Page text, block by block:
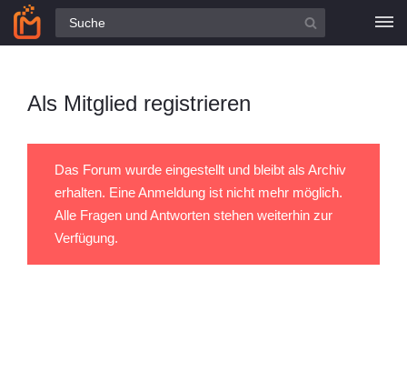
Alle Fragen
Als Mitglied registrieren
Das Forum wurde eingestellt und bleibt als Archiv
erhalten. Eine Anmeldung ist nicht mehr möglich.
Alle Fragen und Antworten stehen weiterhin zur
Verfügung.